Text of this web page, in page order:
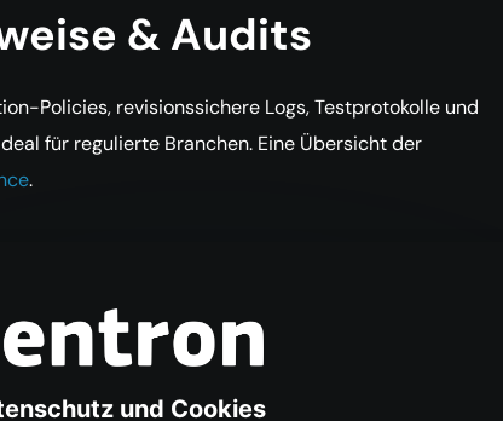
& Audits
Policies, revisionssichere Logs, Testprotokolle und
für regulierte Branchen. Eine Übersicht der
.
ersetzt aber
Recovery. Wir verzahnen beides: HA für laufende